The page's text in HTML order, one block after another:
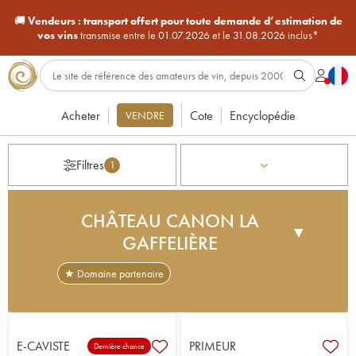
🚚Vendeurs : transport offert pour toute demande d’estimation de
vos vinstransmise entre le 01.07.2026 et le 31.08.2026 inclus*
Acheter VENDRE Cote Encyclopédie
Filtres 1
CHÂTEAU CANON LA
GAFFELIÈRE
▼
★ Domaine partenaire
issue de l'aristocratie allemande, décide en 1971
E-CAVISTE Dernière chance PRIMEUR